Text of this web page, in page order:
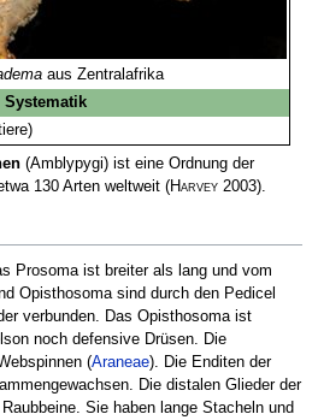
aus Zentralafrika
Systematik
(Amblypygi) ist eine Ordnung der
130 Arten weltweit (Harvey2003).
Prosoma ist breiter als lang und vom
Opisthosoma sind durch den Pedicel
verbunden. Das Opisthosoma ist
noch defensive Drüsen. Die
(Araneae). Die Enditen der
Die distalen Glieder der
Sie haben lange Stacheln und